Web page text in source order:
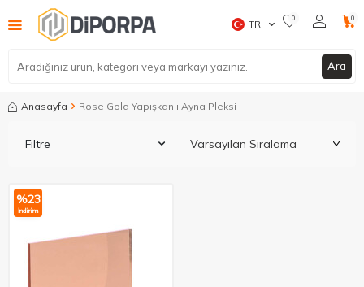
Ara
TR 0 0
Anasayfa Rose Gold Yapışkanlı Ayna Pleksi
Filtre
%23
İndirim